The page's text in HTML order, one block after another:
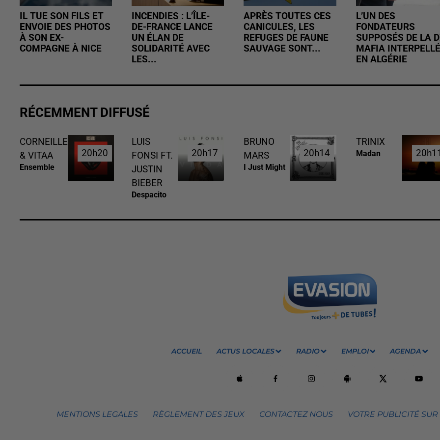
IL TUE SON FILS ET
ENVOIE DES PHOTOS
À SON EX-
COMPAGNE À NICE
INCENDIES : L’ÎLE-
DE-FRANCE LANCE
UN ÉLAN DE
SOLIDARITÉ AVEC
LES...
APRÈS TOUTES CES
CANICULES, LES
REFUGES DE FAUNE
SAUVAGE SONT...
L’UN DES
FONDATEURS
SUPPOSÉS DE LA
MAFIA INTERPELLÉ
EN ALGÉRIE
RÉCEMMENT DIFFUSÉ
CORNEILLE
& VITAA
Ensemble
20h20
20h20
LUIS
FONSI FT.
JUSTIN
BIEBER
Despacito
20h17
20h17
BRUNO
MARS
I Just Might
20h14
20h14
TRINIX
Madan 20h11
20h11
ACCUEIL ACTUS LOCALES RADIO EMPLOI AGENDA
MENTIONS LEGALES RÈGLEMENT DES JEUX CONTACTEZ NOUS VOTRE PUBLICITÉ